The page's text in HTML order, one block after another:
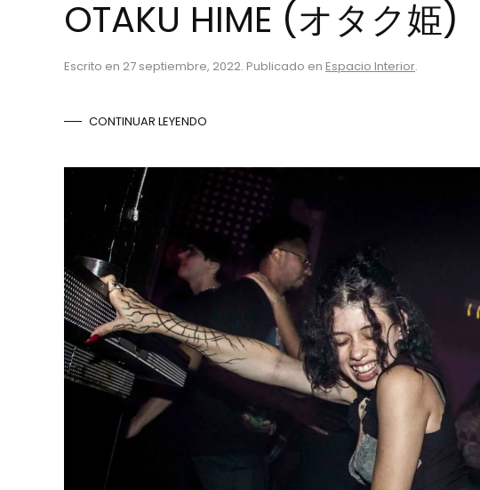
OTAKU HIME (オタク姫)
Escrito en 27 septiembre, 2022. Publicado en Espacio Interior.
CONTINUAR LEYENDO